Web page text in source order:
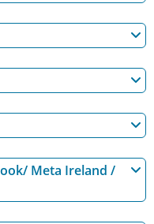
Meta Ireland /